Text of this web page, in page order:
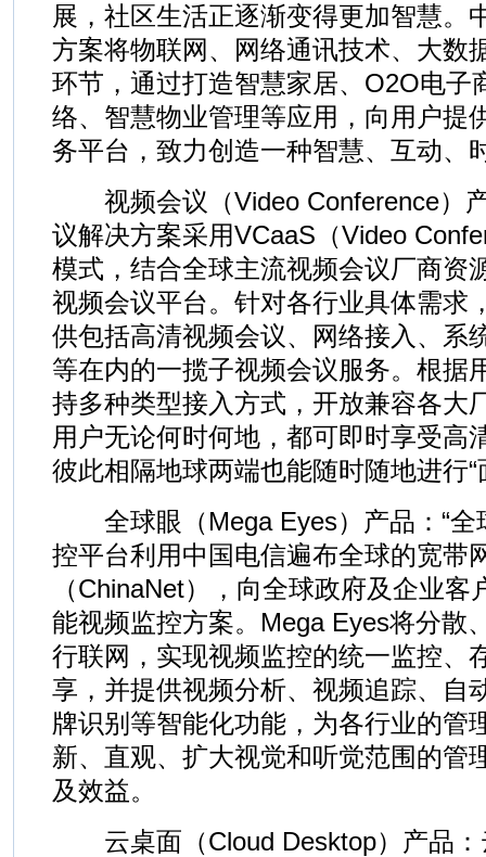
展，社区生活正逐渐变得更加智慧。
方案将物联网、网络通讯技术、大数
环节，通过打造智慧家居、O2O电子
络、智慧物业管理等应用，向用户提
务平台，致力创造一种智慧、互动、
视频会议（Video Conference）
议解决方案采用VCaaS（Video
模式，结合全球主流视频会议厂商资
视频会议平台。针对各行业具体需求
供包括高清视频会议、网络接入、系
等在内的一揽子视频会议服务。根据
持多种类型接入方式，开放兼容各大
用户无论何时何地，都可即时享受高
彼此相隔地球两端也能随时随地进行“
全球眼（Mega Eyes）产品：“全
控平台利用中国电信遍布全球的宽带
（ChinaNet），向全球政府及企业
能视频监控方案。Mega Eyes将分散
行联网，实现视频监控的统一监控、
享，并提供视频分析、视频追踪、自
牌识别等智能化功能，为各行业的管
新、直观、扩大视觉和听觉范围的管
及效益。
云桌面（Cloud Desktop）产品：